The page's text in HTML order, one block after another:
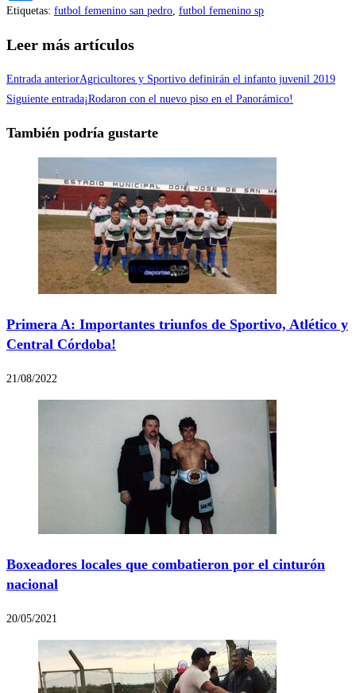
Compartir
Etiquetas: futbol femenino san pedro futbol femenino sp
Leer más artículos
Entrada anteriorAgricultores y Sportivo definirán el infanto juvenil 2019
Siguiente entrada¡Rodaron con el nuevo piso en el Panorámico!
También podría gustarte
Primera A: Importantes triunfos de Sportivo, Atlético y
Central Córdoba!
21/08/2022
Boxeadores locales que combatieron por el cinturón
nacional
20/05/2021